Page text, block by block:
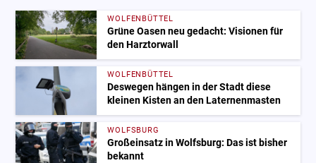
WOLFENBÜTTEL
Grüne Oasen neu gedacht: Visionen für
den Harztorwall
WOLFENBÜTTEL
Deswegen hängen in der Stadt diese
kleinen Kisten an den Laternenmasten
WOLFSBURG
Großeinsatz in Wolfsburg: Das ist bisher
bekannt